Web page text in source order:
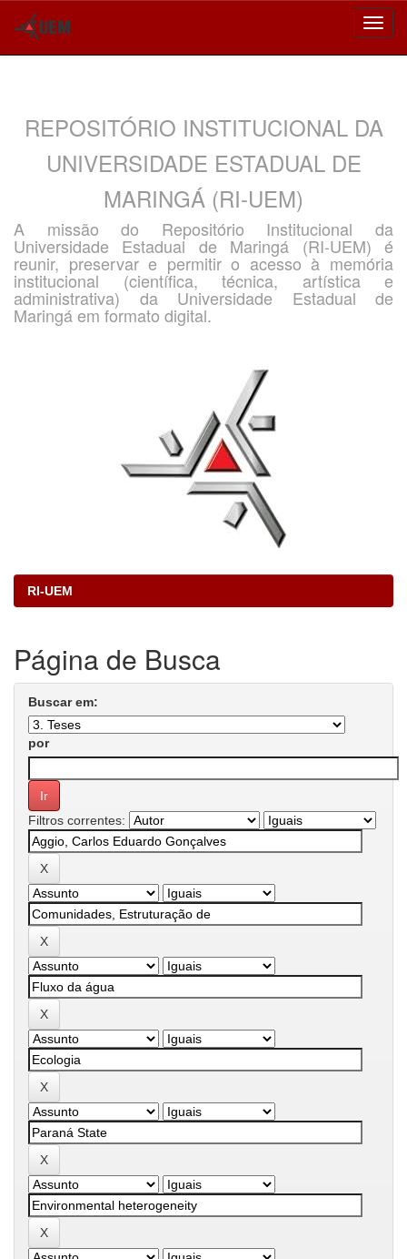
REPOSITÓRIO INSTITUCIONAL DA
UNIVERSIDADE ESTADUAL DE
MARINGÁ (RI-UEM)
A missão do Repositório Institucional da
Universidade Estadual de Maringá (RI-UEM) é
reunir, preservar e permitir o acesso à memória
institucional (científica, técnica, artística e
administrativa) da Universidade Estadual de
Maringá em formato digital.
RI-UEM
Página de Busca
Buscar em:
por
Filtros correntes: